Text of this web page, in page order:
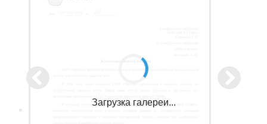
Загрузка галереи...